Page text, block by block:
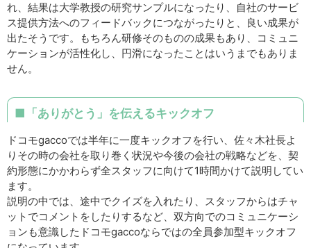
れ、結果は大学教授の研究サンプルになったり、自社のサービ
ス提供方法へのフィードバックにつながったりと、良い成果が
出たそうです。もちろん研修そのものの成果もあり、コミュニ
ケーションが活性化し、円滑になったことはいうまでもありま
せん。
■「ありがとう」を伝えるキックオフ
ドコモgaccoでは半年に一度キックオフを行い、佐々木社長よ
りその時の会社を取り巻く状況や今後の会社の戦略などを、契
約形態にかかわらず全スタッフに向けて1時間かけて説明してい
ます。
説明の中では、途中でクイズを入れたり、スタッフからはチャ
ットでコメントをしたりするなど、双方向でのコミュニケーシ
ョンも意識したドコモgaccoならではの全員参加型キックオフ